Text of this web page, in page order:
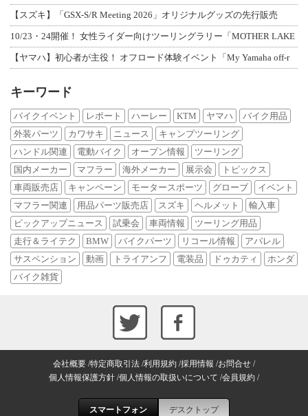
【スズキ】「GSX-S/R Meeting 2026」オリジナルグッズの先行販売
10/23・24開催！ 女性ライダー向けツーリングラリー「MOTHER LAKE
【ヤマハ】初心者が主役！ オフロード体験イベント「My Yamaha off-r
キーワード
バイクイベント レポート ハーレー KTM ヤマハ
バイク用品
外装パーツ
カワサキ ニュース
キャンプツーリング
ハンドル関連
電動バイク オープン情報
ツーリング
国内メーカー
マフラー 海外メーカー 展示会
トピックス
車両販売店
キャンペーン モータースポーツ グローブ
イベント
マフラー関連
用品パーツ販売店 スズキ ヘルメット
輸入車
ピックアップニュース
試乗会 車両情報
ツーリング用品
走行＆ライテク
BMW バイクパーツ リコール情報
アパレル
サスペンション
動画 トライアンフ 電装品 ドゥカティ
ホンダ
バイク雑貨
会社概要 特定商取引法 利用規約 採用情報 お問合せ
個人情報保護方針 個人情報の取扱いについて 会員規約
スマートフォン デスクトップ